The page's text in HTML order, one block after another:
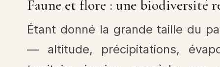
Faune et flore : une biodiversité
Étant donné la grande taille du
— altitude, précipitations,